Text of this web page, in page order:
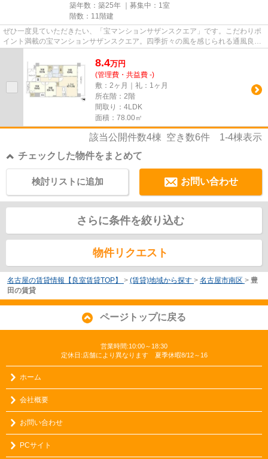
築年数：築25年 ｜募集中： 1室
階数：11階建
ぜひ一度見ていただきたい、「宝マンションサザンスクエア」です。こだわりポ
イント満載の宝マンションサザンスクエア。四季折々の風を感じられる通風良好
8.4万円
(管理費・共益費 -)
敷：2ヶ月｜礼：1ヶ月
所在階：2階
間取り：4LDK
面積：78.00㎡
該当公開件数4棟 空き数6件 1-4棟表示
チェックした物件をまとめて
お問い合わせ
検討リストに追加
さらに条件を絞り込む
物件リクエスト
名古屋の賃貸情報【良室賃貸TOP】 > (賃貸)地域から探す > 名古屋市南区 > 豊
田の賃貸
ページトップに戻る
営業時間:10:00～18:30
定休日:店舗により異なります 夏季休暇8/12～16
ホーム
会社概要
お問い合わせ
PCサイト